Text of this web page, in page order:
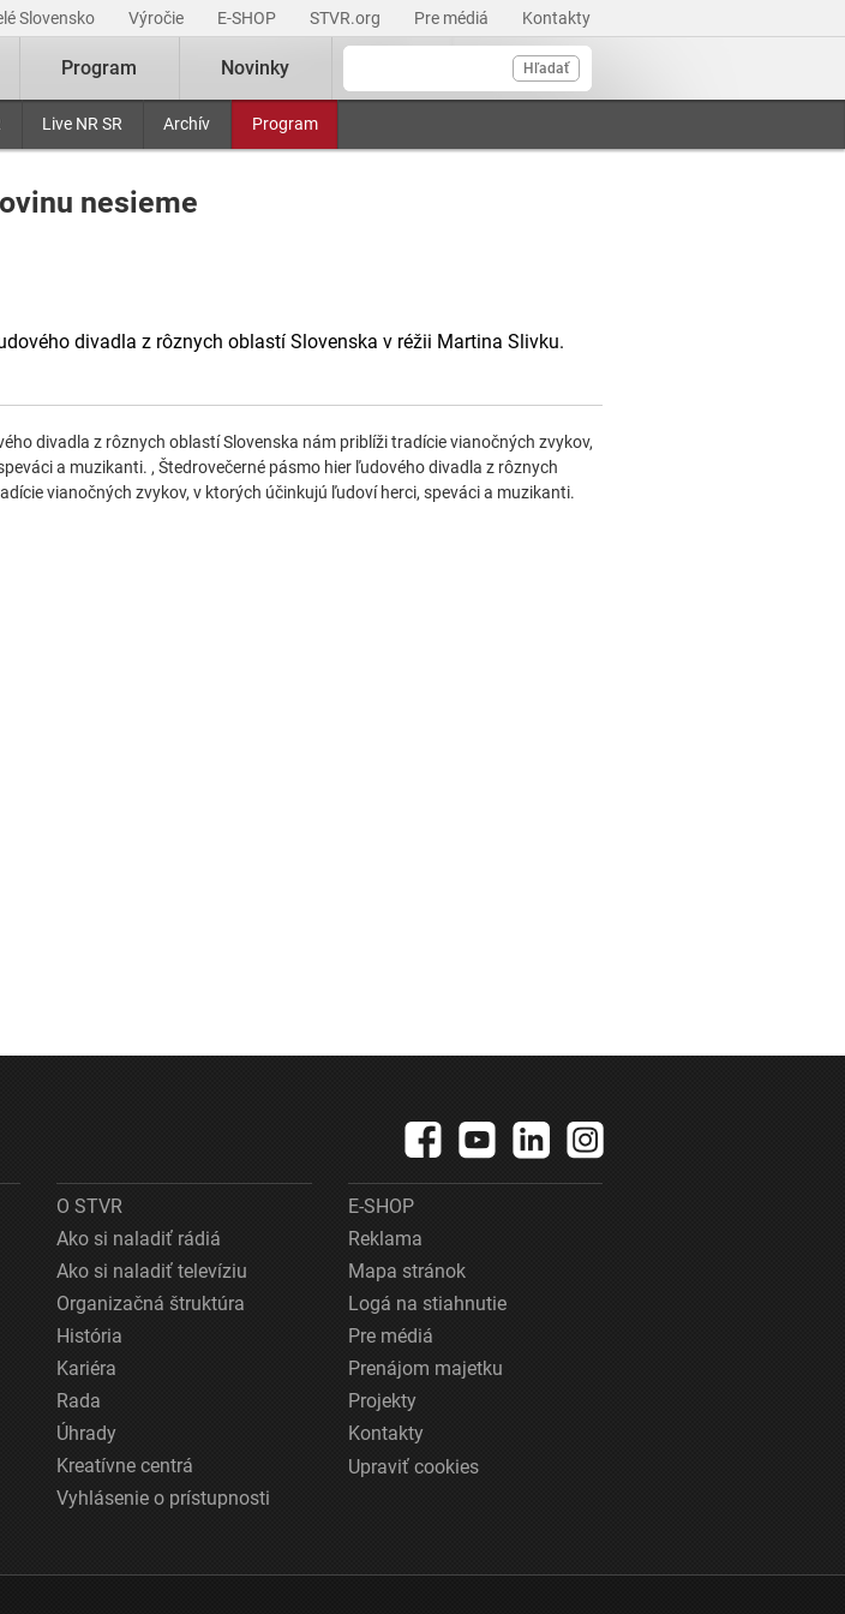
Slovensko Výročie E-SHOP STVR.org Pre médiá Kontakty
Hľadať
Live NR SR Archív Program
Program Novinky
nesieme
divadla z rôznych oblastí Slovenska v réžii Martina Slivku.
divadla z rôznych oblastí Slovenska nám priblíži tradície vianočných zvykov,
a muzikanti. , Štedrovečerné pásmo hier ľudového divadla z rôznych
vianočných zvykov, v ktorých účinkujú ľudoví herci, speváci a muzikanti.
O STVR
Ako si naladiť rádiá
Ako si naladiť televíziu
Organizačná štruktúra
História
Kariéra
Rada
Úhrady
Kreatívne centrá
Vyhlásenie o prístupnosti
E-SHOP
Reklama
Mapa stránok
Logá na stiahnutie
Pre médiá
Prenájom majetku
Projekty
Kontakty
Upraviť cookies